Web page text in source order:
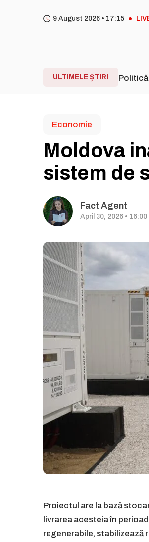
9 August 2026 • 17 15
ULTIMELE ȘTIRI Politică
Economie
Moldova
sistem de
Fact Agent
April 30, 2026 • 16:00
Proiectul are la bază
livrarea acesteia în
regenerabile, stabilizează